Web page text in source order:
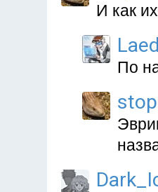
И как
По